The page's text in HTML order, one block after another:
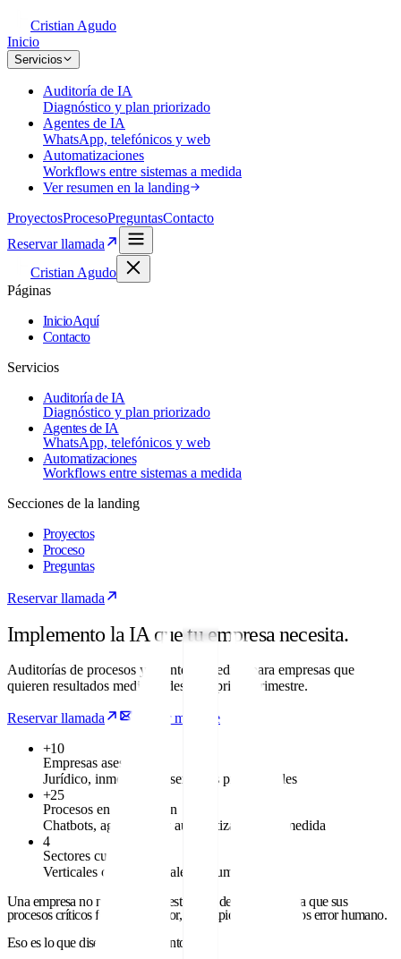
Cristian Agudo
Inicio
Servicios
Auditoría de IA
Diagnóstico y plan priorizado
Agentes de IA
WhatsApp, telefónicos y web
Automatizaciones
Workflows entre sistemas a medida
Ver resumen en la landing
ProyectosProcesoPreguntasContacto
Reservar llamada
Cristian Agudo
Páginas
InicioAquí
Contacto
Servicios
Auditoría de IA
Diagnóstico y plan priorizado
Agentes de IA
WhatsApp, telefónicos y web
Automatizaciones
Workflows entre sistemas a medida
Secciones de la landing
Proyectos
Proceso
Preguntas
Reservar llamada
Implemento la IA que tu empresa necesita.
Auditorías de procesos y agentes a medida para empresas que
quieren resultados medibles desde el primer trimestre.
Reservar llamada
Enviar mensaje
+10
Empresas asesoradas
Jurídico, inmobiliario, servicios profesionales
+25
Procesos en producción
Chatbots, agentes IA y automatizaciones a medida
4
Sectores cubiertos
Verticales con casos reales documentados
Una empresa no necesita
«una estrategia de IA»
. Necesita que sus
procesos críticos funcionen mejor, más rápido y con menos error humano.
Eso es lo que diseño e implemento.